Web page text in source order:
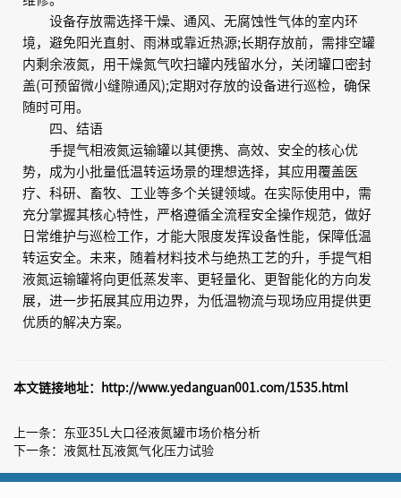
设备存放需选择干燥、通风、无腐蚀性气体的室内环
境，避免阳光直射、雨淋或靠近热源;长期存放前，需排空罐
内剩余液氮，用干燥氮气吹扫罐内残留水分，关闭罐口密封
盖(可预留微小缝隙通风);定期对存放的设备进行巡检，确保
随时可用。
四、结语
手提气相液氮运输罐以其便携、高效、安全的核心优
势，成为小批量低温转运场景的理想选择，其应用覆盖医
疗、科研、畜牧、工业等多个关键领域。在实际使用中，需
充分掌握其核心特性，严格遵循全流程安全操作规范，做好
日常维护与巡检工作，才能大限度发挥设备性能，保障低温
转运安全。未来，随着材料技术与绝热工艺的升，手提气相
液氮运输罐将向更低蒸发率、更轻量化、更智能化的方向发
展，进一步拓展其应用边界，为低温物流与现场应用提供更
优质的解决方案。
本文链接地址： http://www.yedanguan001.com/1535.html
上一条： 东亚35L大口径液氮罐市场价格分析
下一条： 液氮杜瓦液氮气化压力试验